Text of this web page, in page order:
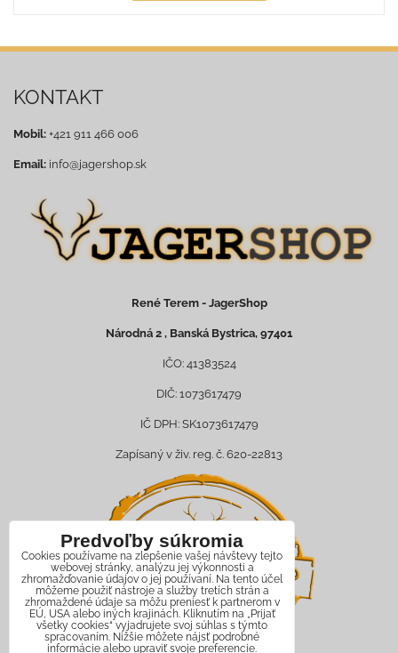
KONTAKT
Mobil: +421 911 466 006
Email: info@jagershop.sk
René Terem - JagerShop
Národná 2 , Banská Bystrica, 97401
IČO: 41383524
DIČ: 1073617479
IČ DPH: SK1073617479
Zapísaný v živ. reg. č. 620-22813
Predvoľby súkromia
Cookies používame na zlepšenie vašej návštevy tejto
webovej stránky, analýzu jej výkonnosti a
zhromažďovanie údajov o jej používaní. Na tento účel
môžeme použiť nástroje a služby tretích strán a
zhromaždené údaje sa môžu preniesť k partnerom v
EÚ, USA alebo iných krajinách. Kliknutím na „Prijať
všetky cookies“ vyjadrujete svoj súhlas s týmto
spracovaním. Nižšie môžete nájsť podrobné
informácie alebo upraviť svoje preferencie.